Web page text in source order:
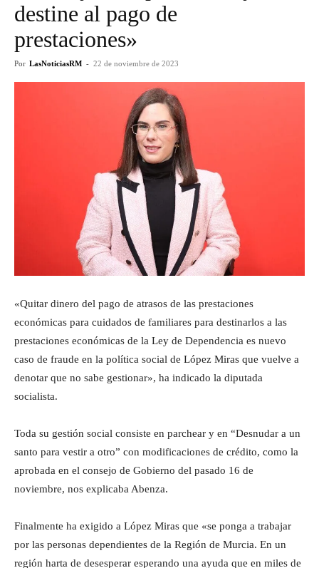
destine al pago de
prestaciones»
Por LasNoticiasRM - 22 de noviembre de 2023
«Quitar dinero del pago de atrasos de las prestaciones
económicas para cuidados de familiares para destinarlos a las
prestaciones económicas de la Ley de Dependencia es nuevo
caso de fraude en la política social de López Miras que vuelve a
denotar que no sabe gestionar», ha indicado la diputada
socialista.
Toda su gestión social consiste en parchear y en “Desnudar a un
santo para vestir a otro” con modificaciones de crédito, como la
aprobada en el consejo de Gobierno del pasado 16 de
noviembre, nos explicaba Abenza.
Finalmente ha exigido a López Miras que «se ponga a trabajar
por las personas dependientes de la Región de Murcia. En un
región harta de desesperar esperando una ayuda que en miles de